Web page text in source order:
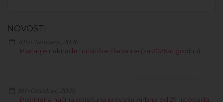
NOVOSTI
Plaćanje naknade turističke članarine (za 2026-u godinu)
Promjena načina obračuna provizije Airbnb od 27. listopada